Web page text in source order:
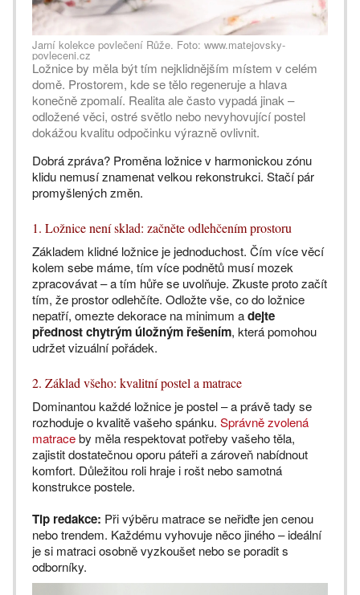
Jarní kolekce povlečení Růže. Foto: www.matejovsky-
povleceni.cz
Ložnice by měla být tím nejklidnějším místem v celém
domě. Prostorem, kde se tělo regeneruje a hlava
konečně zpomalí. Realita ale často vypadá jinak –
odložené věci, ostré světlo nebo nevyhovující postel
dokážou kvalitu odpočinku výrazně ovlivnit.
Dobrá zpráva? Proměna ložnice v harmonickou zónu
klidu nemusí znamenat velkou rekonstrukci. Stačí pár
promyšlených změn.
1. Ložnice není sklad: začněte odlehčením prostoru
Základem klidné ložnice je jednoduchost. Čím více věcí
kolem sebe máme, tím více podnětů musí mozek
zpracovávat – a tím hůře se uvolňuje. Zkuste proto začít
tím, že prostor odlehčíte. Odložte vše, co do ložnice
nepatří, omezte dekorace na minimum adejte
přednost chytrým úložným řešením, která pomohou
udržet vizuální pořádek.
2. Základ všeho: kvalitní postel a matrace
Dominantou každé ložnice je postel – a právě tady se
rozhoduje o kvalitě vašeho spánku. Správně zvolená
matraceby měla respektovat potřeby vašeho těla,
zajistit dostatečnou oporu páteři a zároveň nabídnout
komfort. Důležitou roli hraje i rošt nebo samotná
konstrukce postele.
Tip redakce: Při výběru matrace se neřiďte jen cenou
nebo trendem. Každému vyhovuje něco jiného – ideální
je si matraci osobně vyzkoušet nebo se poradit s
odborníky.